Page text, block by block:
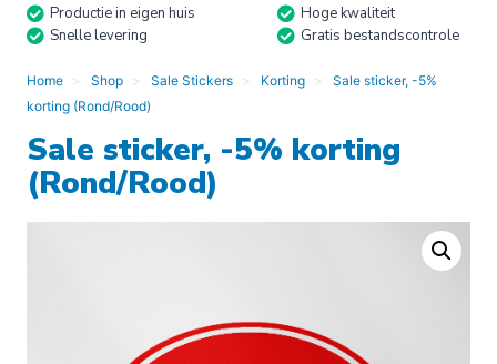
Productie in eigen huis
Hoge kwaliteit
Snelle levering
Gratis bestandscontrole
Home Shop Sale Stickers Korting
Sale sticker, -5%
korting (Rond/Rood)
Sale sticker, -5% korting
(Rond/Rood)